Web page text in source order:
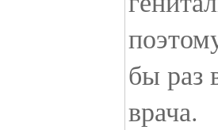
бы раз
врача.